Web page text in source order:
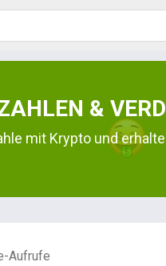
&
mit Krypto und
Aufrufe